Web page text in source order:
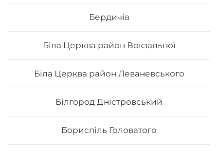
Бердичів
Біла Церква район Вокзальної
Біла Церква район Леваневського
Білгород Дністровський
Бориспіль Головатого
Сети